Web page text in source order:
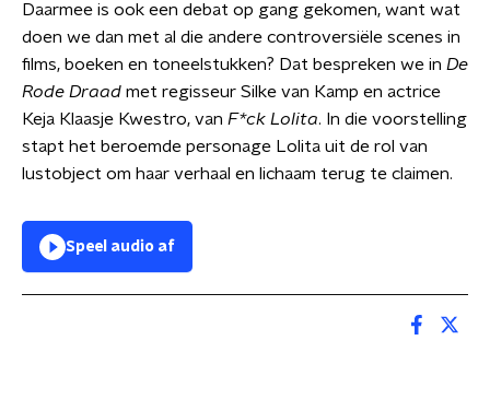
Daarmee is ook een debat op gang gekomen, want wat
doen we dan met al die andere controversiële scenes in
films, boeken en toneelstukken? Dat bespreken we in De
Rode Draad met regisseur Silke van Kamp en actrice
Keja Klaasje Kwestro, van F*ck Lolita. In die voorstelling
stapt het beroemde personage Lolita uit de rol van
lustobject om haar verhaal en lichaam terug te claimen.
Speel audio af